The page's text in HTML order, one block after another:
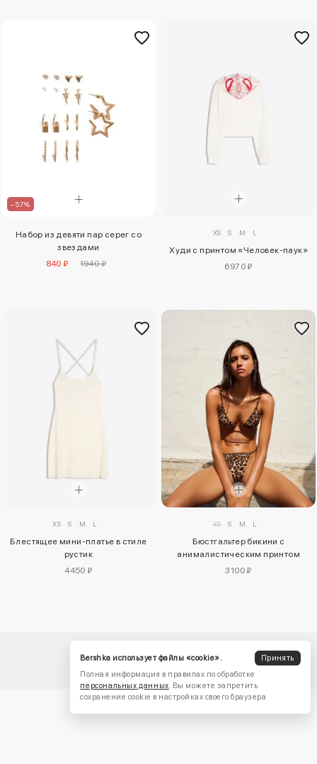
–57%
Набор из девяти пар серег со
звездами
840 ₽
1940 ₽
XS S M L
Худи с принтом «Человек-паук»
6970 ₽
XS S M L
Блестящее мини-платье в стиле
рустик
4450 ₽
XS S M L
Бюстгальтер бикини с
анималистическим принтом
3100 ₽
Bershka использует файлы «cookie».
Принять
Полная информация в правилах по обработке
персональных данных. Вы можете запретить
сохранение cookie в настройках своего браузера